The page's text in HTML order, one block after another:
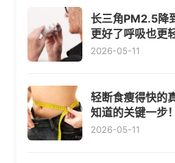
长三角PM2.5降
更好了呼吸也更
2026-05-11
轻断食瘦得快的
知道的关键一步！
2026-05-11